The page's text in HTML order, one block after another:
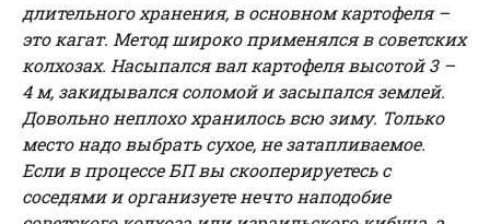
длительного хранения, в основном картофеля –
это кагат. Метод широко применялся в советских
колхозах. Насыпался вал картофеля высотой 3 –
4 м, закидывался соломой и засыпался землей.
Довольно неплохо хранилось всю зиму. Только
место надо выбрать сухое, не затапливаемое.
Если в процессе БП вы скооперируетесь с
соседями и организуете нечто наподобие